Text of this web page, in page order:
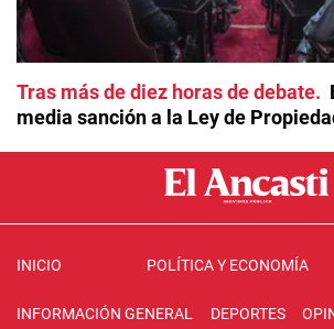
Tras más de diez horas de debate
media sanción a la Ley de
INICIO POLÍTICA Y ECONOMÍA
INFORMACIÓN GENERAL DEPORTES